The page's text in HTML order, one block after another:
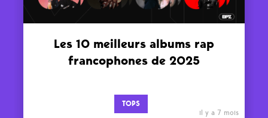
Les 10 meilleurs albums rap
francophones de 2025
TOPS
il y a 7 mois